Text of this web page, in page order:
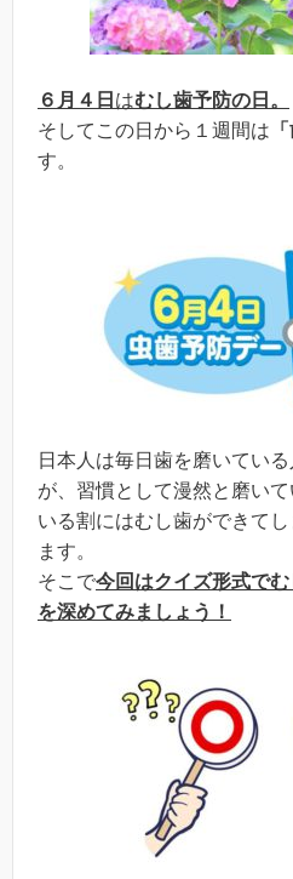
６月４日 はむし歯予防の日。
そしてこの日から１週間は
す。
日本人は毎日歯を磨いてい
が、習慣として漫然と磨い
いる割にはむし歯ができて
ます。
そこで今回はクイズ形式で
を深めてみましょう！